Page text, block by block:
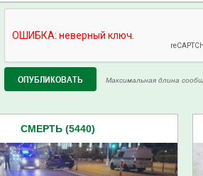
Максимальная длина
СМЕРТЬ (5440)